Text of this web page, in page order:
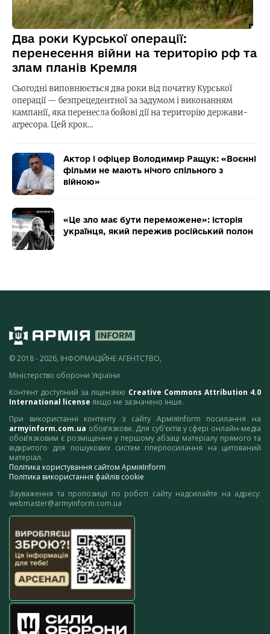
Два роки Курської операції:
перенесення війни на територію рф та
злам планів Кремля
Сьогодні виповнюється два роки від початку Курської
операції — безпрецедентної за задумом і виконанням
кампанії, яка перенесла бойові дії на територію держави-
агресора. Цей крок…
Актор і офіцер Володимир Ращук: «Воєнні
фільми не мають нічого спільного з
війною»
«Це зло має бути переможене»: історія
українця, який пережив російський полон
© 2018 - 2026, ІНФОРМАЦІЙНЕ АГЕНТСТВО,
Міністерство оборони України
Контент доступний за ліцензією Creative Commons Attribution 4.0
International license якщо не зазначено інше.
При використанні контенту з сайту АрміяInform посилання на
armyinform.com.ua обов’язкове. Для суб’єктів у сфері онлайн-медіа
обов’язковим є розміщення у першому абзаці матеріалу прямого та
відкритого для пошукових систем гіперпосилання на цитований
матеріал.
Політика користування сайтом АрміяInform
Політика використання файлів cookie
Зауваження та пропозиції по роботі сайту надсилайте на адресу:
webmaster@armyinform.com.ua